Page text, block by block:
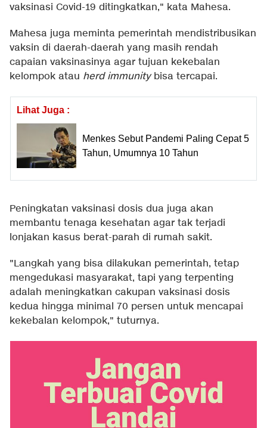
vaksinasi Covid-19 ditingkatkan," kata Mahesa.
Mahesa juga meminta pemerintah mendistribusikan
vaksin di daerah-daerah yang masih rendah
capaian vaksinasinya agar tujuan kekebalan
kelompok atau herd immunitybisa tercapai.
Lihat Juga :
Menkes Sebut Pandemi Paling Cepat 5
Tahun, Umumnya 10 Tahun
Peningkatan vaksinasi dosis dua juga akan
membantu tenaga kesehatan agar tak terjadi
lonjakan kasus berat-parah di rumah sakit.
"Langkah yang bisa dilakukan pemerintah, tetap
mengedukasi masyarakat, tapi yang terpenting
adalah meningkatkan cakupan vaksinasi dosis
kedua hingga minimal 70 persen untuk mencapai
kekebalan kelompok," tuturnya.